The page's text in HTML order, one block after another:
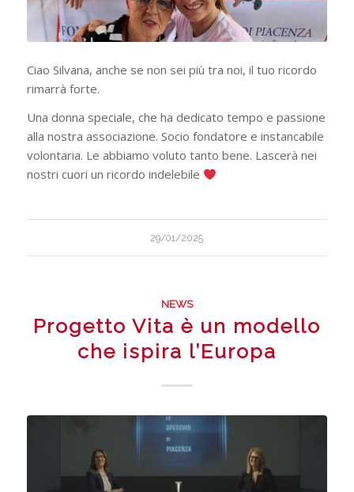
Ciao Silvana, anche se non sei più tra noi, il tuo ricordo
rimarrà forte.
Una donna speciale, che ha dedicato tempo e passione
alla nostra associazione. Socio fondatore e instancabile
volontaria. Le abbiamo voluto tanto bene. Lascerà nei
nostri cuori un ricordo indelebile
29/01/2025
NEWS
Progetto Vita è un modello
che ispira l’Europa